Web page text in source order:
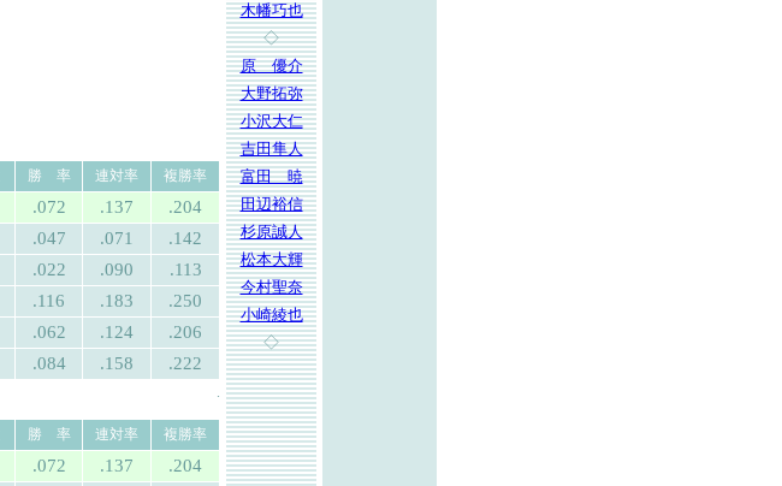
勝 率 連対率
複勝率
.072 .137 .204
.047 .071 .142
.022 .090 .113
.116 .183 .250
.062 .124 .206
.084 .158 .222
.
勝 率 連対率
複勝率
.072 .137 .204
木幡巧也
◇
原 優介
大野拓弥
小沢大仁
吉田隼人
富田 暁
田辺裕信
杉原誠人
松本大輝
今村聖奈
小崎綾也
◇